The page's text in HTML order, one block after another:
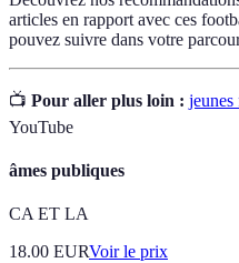
articles en rapport avec ces
pouvez suivre dans votre
📺 Pour aller plus loin : jeunes
YouTube
âmes publiques
CA ET LA
18.00 EURVoir le prix